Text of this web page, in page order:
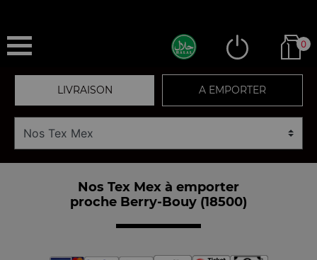
0
LIVRAISON A EMPORTER
Nos Tex Mex à emporter
proche Berry-Bouy (18500)